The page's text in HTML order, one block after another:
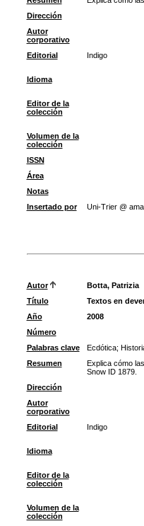
Dirección
Autor
corporativo
Editorial
Indigo
Idioma
Editor de la
colección
Volumen de la
colección
ISSN
Área
Notas
Insertado por
Uni-Trier @
Autor
Botta, Patrizia
Título
Textos en
Año
2008
Número
Palabras clave
Ecdótica;
Resumen
Explica cómo
Snow ID 1879.
Dirección
Autor
corporativo
Editorial
Indigo
Idioma
Editor de la
colección
Volumen de la
colección